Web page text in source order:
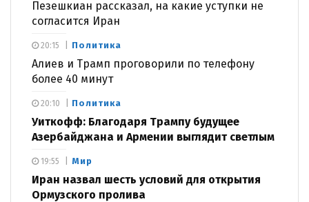
Пезешкиан рассказал, на какие уступки не
согласится Иран
Политика
Алиев и Трамп проговорили по телефону
более 40 минут
20:15
Политика
Уиткофф: Благодаря Трампу будущее
Азербайджана и Армении выглядит светлым
20:10
Мир
Иран назвал шесть условий для открытия
Ормузского пролива
19:55